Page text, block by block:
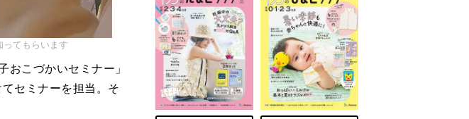
ってもらいます
こづかいセミナー」
セミナーを担当。そ